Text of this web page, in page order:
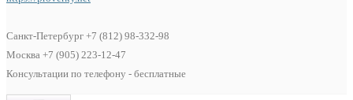
Санкт-Петербург +7 (812) 98-332-98
Москва +7 (905) 223-12-47
Консультации по телефону - бесплатные